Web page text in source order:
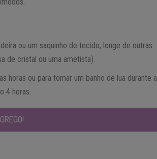
ou um saquinho de tecido, longe de outras
de cristal ou uma ametista).
horas ou para tomar um banho de lua durante a
4 horas.